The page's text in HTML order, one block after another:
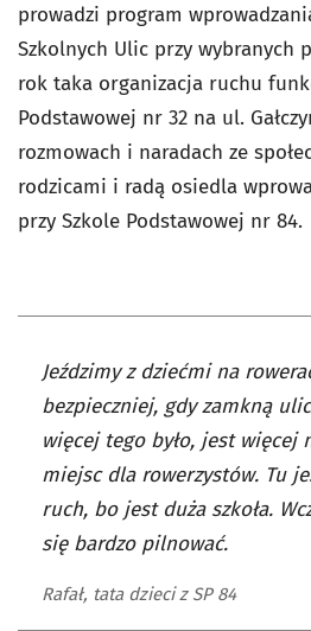
prowadzi program
Szkolnych Ulic przy wybranych
rok taka organizacja ruchu
Podstawowej nr 32 na ul.
rozmowach i naradach ze
rodzicami i radą osiedla
przy Szkole Podstawowej nr 84.
Jeździmy z dziećmi na
bezpieczniej, gdy zamkną
więcej tego było, jest więcej
miejsc dla rowerzystów. Tu
ruch, bo jest duża szkoła.
się bardzo pilnować.
Rafał, tata dzieci z SP 84